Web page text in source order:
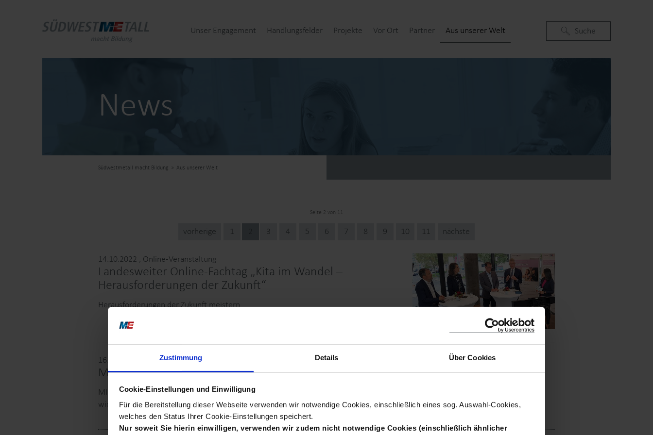
Zustimmung Details Über Cookies
Cookie-Einstellungen und Einwilligung
Für die Bereitstellung dieser Webseite verwenden wir notwendige Cookies, einschließlich eines sog. Auswahl-Cookies,
welches den Status Ihrer Cookie-Einstellungen speichert.
Nur soweit Sie hierin einwilligen, verwenden wir zudem nicht notwendige Cookies (einschließlich ähnlicher
Unser Engagement Handlungsfelder Projekte Vor Ort Partner
Aus unserer Welt
Suchen
Suche
News
Südwestmetall macht Bildung Aus unserer Welt
Seite 2 von 11
vorherige 1 3 4 5 6 7 8 9 10 11 nächste
14.10.2022 , Online-Veranstaltung
Landesweiter Online-Fachtag „Kita im Wandel –
Herausforderungen der Zukunft“
Herausforderungen der Zukunft meistern
16.03.2022
MINT – zukunftsweisende Wissenschaften
MINT – was ist das? Vier Wissenschaften, die unsere Zukunft beeinflussen und immer
wichtiger werden. Jetzt mehr erfahren!
Wonach